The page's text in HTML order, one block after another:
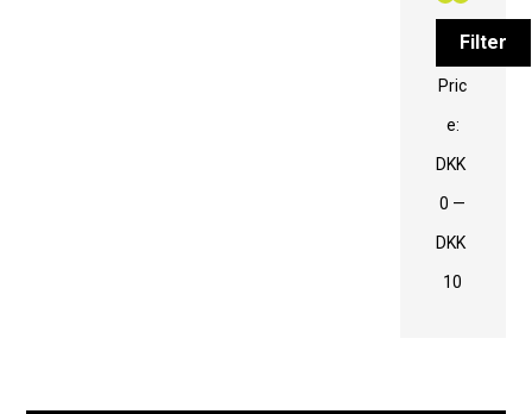
Filter
Pric
e:
DKK
0 —
DKK
10